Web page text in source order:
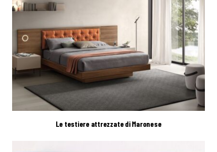
Le testiere attrezzate di Maronese